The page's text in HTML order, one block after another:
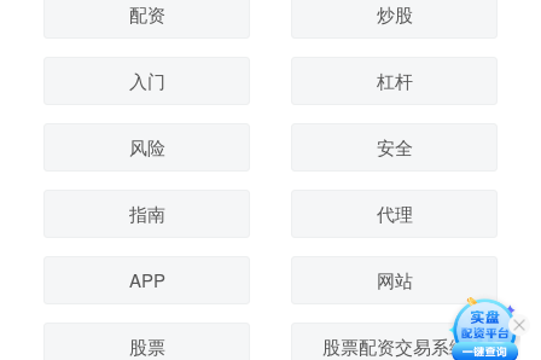
配资 炒股
入门 杠杆
风险 安全
指南 代理
APP 网站
股票 股票配资交易系统